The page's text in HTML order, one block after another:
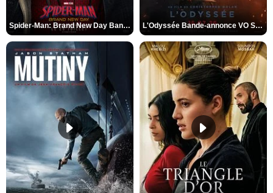
Spider-Man: Brand New Day Bande-annonce VO STFR L'Odyssée Bande-annonce VO STFR